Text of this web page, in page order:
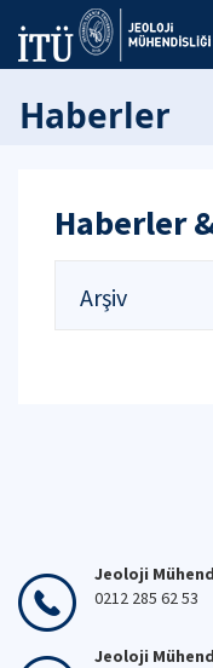
Haberler
Haberler
Arşiv
Jeoloji
0212 285 62 53
Jeoloji